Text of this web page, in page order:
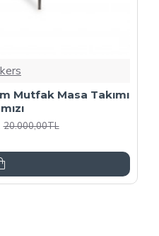
Polipropilen Masa
Wermodin veya
Mermer-Antrasit